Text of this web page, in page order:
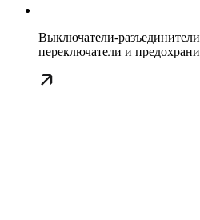
Выключатели-
переключатели и